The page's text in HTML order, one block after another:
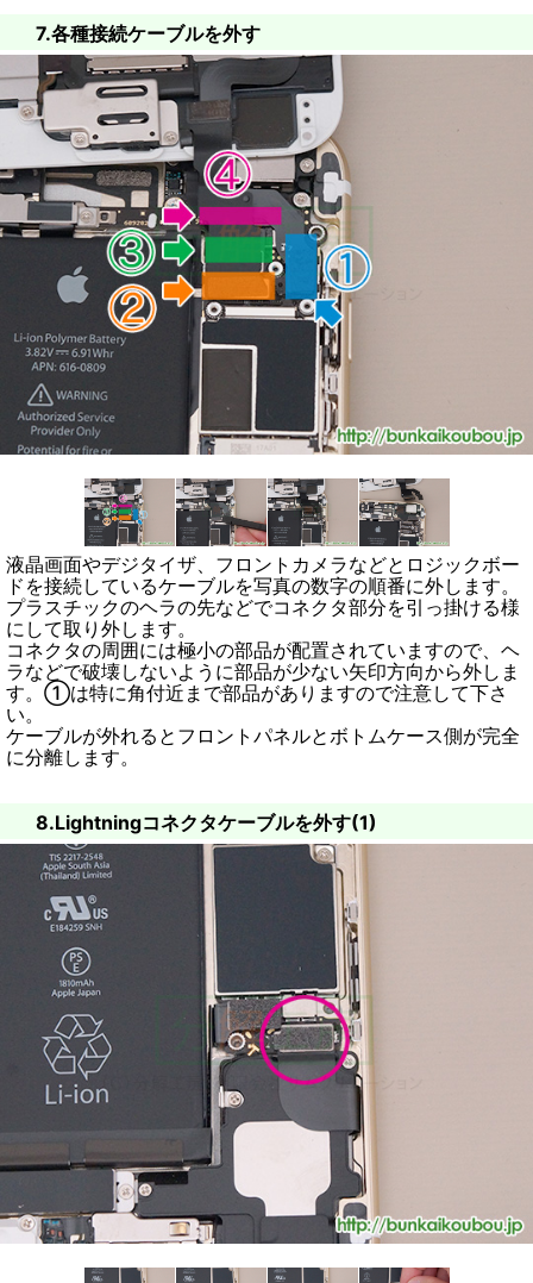
7.各種接続ケーブルを外す
液晶画面やデジタイザ、フロントカメラなどとロジックボー
ドを接続しているケーブルを写真の数字の順番に外します。
プラスチックのヘラの先などでコネクタ部分を引っ掛ける様
にして取り外します。
コネクタの周囲には極小の部品が配置されていますので、ヘ
ラなどで破壊しないように部品が少ない矢印方向から外しま
す。①は特に角付近まで部品がありますので注意して下さ
い。
ケーブルが外れるとフロントパネルとボトムケース側が完全
に分離します。
8.Lightningコネクタケーブルを外す(1)